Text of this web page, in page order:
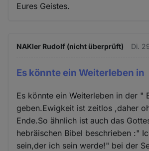
Eures Geistes.
NAKler Rudolf (nicht überprüft) Di.
Es könnte ein Weiterleben in
Es könnte ein Weiterleben in der "
geben.Ewigkeit ist zeitlos ,daher
Ende.So ähnlich ist auch das
hebräischen Bibel beschrieben :"
sein,der ich sein werde!" bei der